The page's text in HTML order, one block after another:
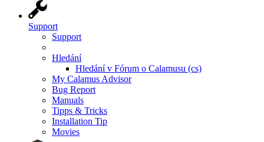
Support
Support
Hledání
Hledání v Fórum o Calamusu (cs)
My Calamus Advisor
Bug Report
Manuals
Tipps & Tricks
Installation Tip
Movies